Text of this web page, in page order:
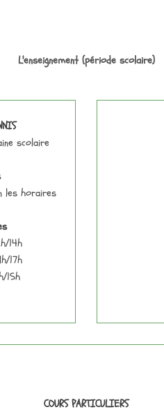
L'enseignement (période scolaire)
scolaire
les horaires
14h
17h
15h
COURS PARTICULIERS